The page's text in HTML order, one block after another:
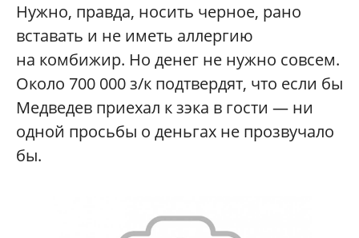
Нужно, правда, носить черное, рано
вставать и не иметь аллергию
на комбижир. Но денег не нужно совсем.
Около 700 000 з/к подтвердят, что если бы
Медведев приехал к зэка в гости — ни
одной просьбы о деньгах не прозвучало
бы.